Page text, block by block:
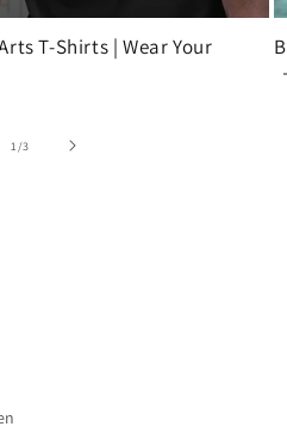
T-Shirts | Wear Your
1/von
3